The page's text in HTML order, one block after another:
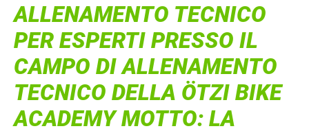
ALLENAMENTO TECNICO
PER ESPERTI PRESSO IL
CAMPO DI ALLENAMENTO
TECNICO DELLA ÖTZI BIKE
ACADEMY MOTTO: LA